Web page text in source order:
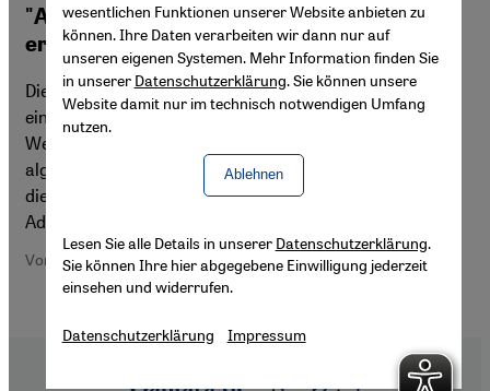
"Algerien wird die zweite Runde
erreichen!"
Die algerische Nationalelf möchte bei der WM in Brasilien
einen Traum wahr werden lassen – einmal bei einer
Weltmeisterschaft in die zweite Runde zu kommen. Der
algerische Sportkommentator Hafiz Deraji glaubt, dass
diese Hoffnung nur allzu berechtigt ist. Mit ihm sprach
Adil Chroat.
Von Adil Chroat
wesentlichen Funktionen unserer Website anbieten zu
können. Ihre Daten verarbeiten wir dann nur auf
unseren eigenen Systemen. Mehr Information finden Sie
in unserer Datenschutzerklärung. Sie können unsere
Website damit nur im technisch notwendigen Umfang
nutzen.
Ablehnen
Lesen Sie alle Details in unserer Datenschutzerklärung.
Sie können Ihre hier abgegebene Einwilligung jederzeit
einsehen und widerrufen.
Datenschutzerklärung Impressum